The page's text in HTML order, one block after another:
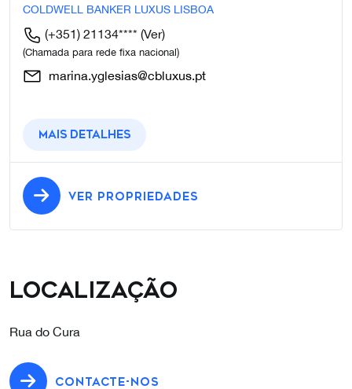
COLDWELL BANKER LUXUS LISBOA
(+351) 21134**** (Ver)
(Chamada para rede fixa nacional)
marina.yglesias@cbluxus.pt
Mais detalhes
VER PROPRIEDADES
Localização
Rua do Cura
CONTACTE-NOS